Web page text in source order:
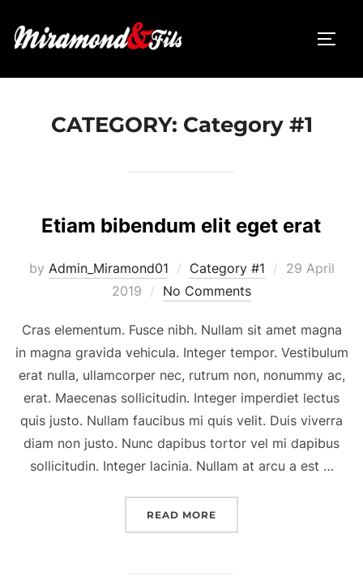
CATEGORY: Category #1
Etiam bibendum elit eget erat
by Admin_Miramond01 Category #1
Posted
29 April
2019
No Comments
Cras elementum. Fusce nibh. Nullam sit amet magna
in magna gravida vehicula. Integer tempor. Vestibulum
erat nulla, ullamcorper nec, rutrum non, nonummy ac,
erat. Maecenas sollicitudin. Integer imperdiet lectus
quis justo. Nullam faucibus mi quis velit. Duis viverra
diam non justo. Nunc dapibus tortor vel mi dapibus
sollicitudin. Integer lacinia. Nullam at arcu a est …
READ MORE